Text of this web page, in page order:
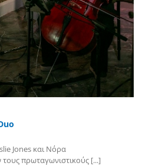
Jones και Νόρα
πρωταγωνιστικούς [...]